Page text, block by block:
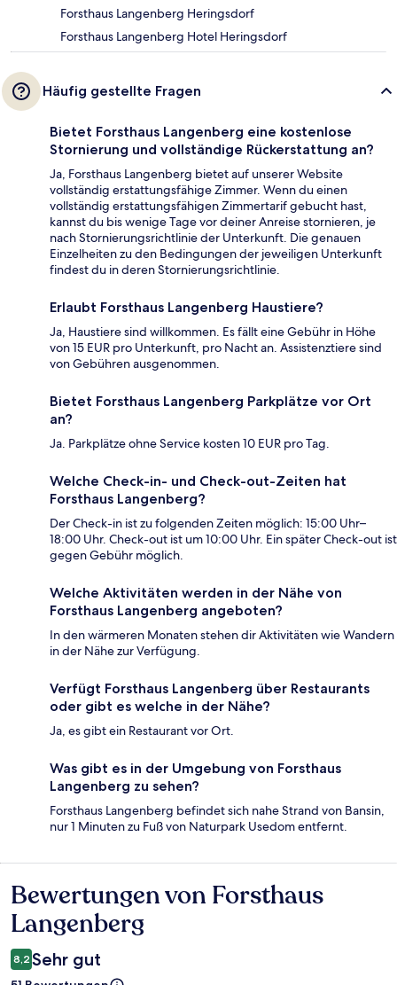
Forsthaus Langenberg Heringsdorf
Forsthaus Langenberg Hotel Heringsdorf
Häufig gestellte Fragen
Bietet Forsthaus Langenberg eine kostenlose
Stornierung und vollständige Rückerstattung an?
Ja, Forsthaus Langenberg bietet auf unserer Website
vollständig erstattungsfähige Zimmer. Wenn du einen
vollständig erstattungsfähigen Zimmertarif gebucht hast,
kannst du bis wenige Tage vor deiner Anreise stornieren, je
nach Stornierungsrichtlinie der Unterkunft. Die genauen
Einzelheiten zu den Bedingungen der jeweiligen Unterkunft
findest du in deren Stornierungsrichtlinie.
Erlaubt Forsthaus Langenberg Haustiere?
Ja, Haustiere sind willkommen. Es fällt eine Gebühr in Höhe
von 15 EUR pro Unterkunft, pro Nacht an. Assistenztiere sind
von Gebühren ausgenommen.
Bietet Forsthaus Langenberg Parkplätze vor Ort
an?
Ja. Parkplätze ohne Service kosten 10 EUR pro Tag.
Welche Check-in- und Check-out-Zeiten hat
Forsthaus Langenberg?
Der Check-in ist zu folgenden Zeiten möglich: 15:00 Uhr–
18:00 Uhr. Check-out ist um 10:00 Uhr. Ein später Check-out ist
gegen Gebühr möglich.
Welche Aktivitäten werden in der Nähe von
Forsthaus Langenberg angeboten?
In den wärmeren Monaten stehen dir Aktivitäten wie Wandern
in der Nähe zur Verfügung.
Verfügt Forsthaus Langenberg über Restaurants
oder gibt es welche in der Nähe?
Ja, es gibt ein Restaurant vor Ort.
Was gibt es in der Umgebung von Forsthaus
Langenberg zu sehen?
Forsthaus Langenberg befindet sich nahe Strand von Bansin,
nur 1 Minuten zu Fuß von Naturpark Usedom entfernt.
Bewertungen
Bewertungen von Forsthaus
Langenberg
8,2 Sehr gut